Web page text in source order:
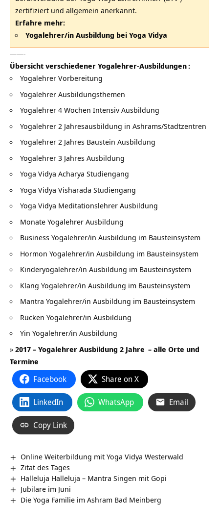
zertifiziert und allgemein anerkannt.
Erfahre mehr:
Yogalehrer/in Ausbildung bei Yoga Vidya
——-
Übersicht verschiedener Yogalehrer-Ausbildungen:
Yogalehrer Vorbereitung
Yogalehrer Ausbildungsthemen
Yogalehrer 4 Wochen Intensiv Ausbildung
Yogalehrer 2 Jahresausbildung in Ashrams/Stadtzentren
Yogalehrer 2 Jahres Baustein Ausbildung
Yogalehrer 3 Jahres Ausbildung
Yoga Vidya Acharya Studiengang
Yoga Vidya Visharada Studiengang
Yoga Vidya Meditationslehrer Ausbildung
Monate Yogalehrer Ausbildung
Business Yogalehrer/in Ausbildung im Bausteinsystem
Hormon Yogalehrer/in Ausbildung im Bausteinsystem
Kinderyogalehrer/in Ausbildung im Bausteinsystem
Klang Yogalehrer/in Ausbildung im Bausteinsystem
Mantra Yogalehrer/in Ausbildung im Bausteinsystem
Rücken Yogalehrer/in Ausbildung
Yin Yogalehrer/in Ausbildung
» 2017 – Yogalehrer Ausbildung 2 Jahre – alle Orte und
Termine
Facebook Share on X
LinkedIn WhatsApp Email
Copy Link
Online Weiterbildung mit Yoga Vidya Westerwald
Zitat des Tages
Halleluja Halleluja – Mantra Singen mit Gopi
Jubilare im Juni
Die Yoga Familie im Ashram Bad Meinberg